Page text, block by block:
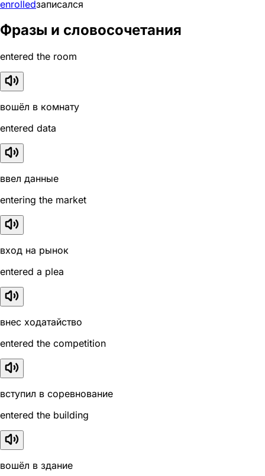
enrolledзаписался
Фразы и словосочетания
entered the room
вошёл в комнату
entered data
ввел данные
entering the market
вход на рынок
entered a plea
внес ходатайство
entered the competition
вступил в соревнование
entered the building
вошёл в здание